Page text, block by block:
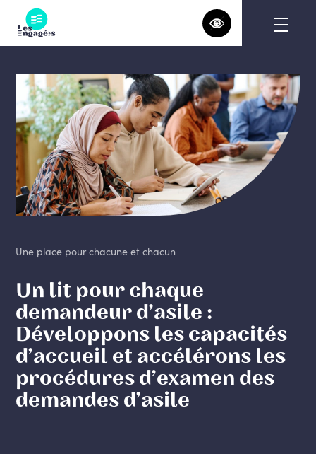
content
Une place pour chacune et chacun
Un lit pour chaque
demandeur d’asile :
Développons les capacités
d’accueil et accélérons les
procédures d’examen des
demandes d’asile